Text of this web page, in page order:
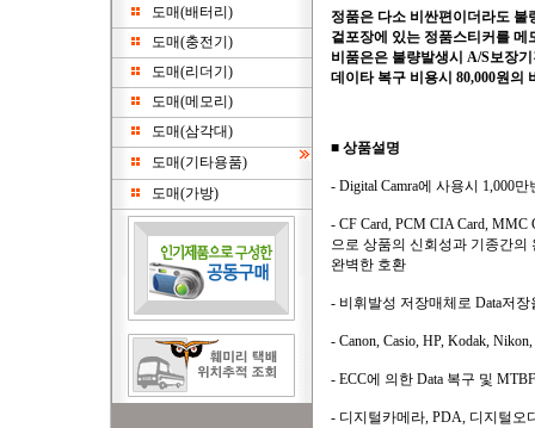
도매(배터리)
도매(충전기)
도매(리더기)
도매(메모리)
도매(삼각대)
도매(기타용품)
도매(가방)
정품은 다소 비싼편이더라도 불
겉포장에 있는 정품스티커를
비품은은 불량발생시 A/S보장
데이타 복구 비용시 80,000원의
■ 상품설명
- Digital Camra에 사용시 1,000
- CF Card, PCM CIA Card,
으로 상품의 신회성과 기종간의
완벽한 호환
- 비휘발성 저장매체로 Data저
- Canon, Casio, HP, Kodak,
- ECC에 의한 Data 복구 및
- 디지털카메라, PDA, 디지털오